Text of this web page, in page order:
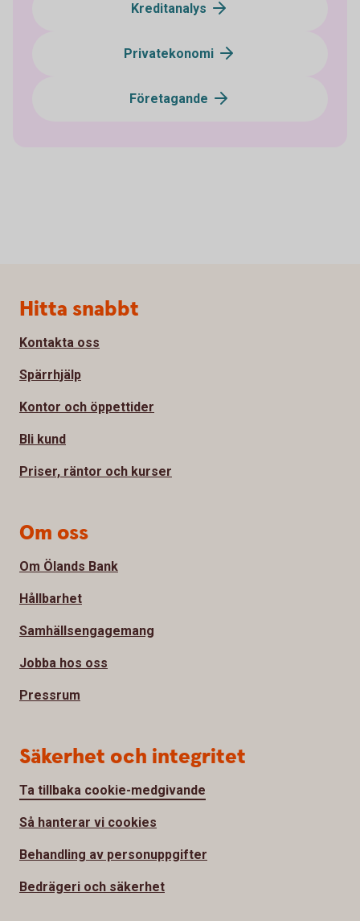
Kreditanalys
Privatekonomi
Företagande
Sidfot
Hitta snabbt
Kontakta oss
Spärrhjälp
Kontor och öppettider
Bli kund
Priser, räntor och kurser
Om oss
Om Ölands Bank
Hållbarhet
Samhällsengagemang
Jobba hos oss
Pressrum
Säkerhet och integritet
Ta tillbaka cookie-medgivande
Så hanterar vi cookies
Behandling av personuppgifter
Bedrägeri och säkerhet